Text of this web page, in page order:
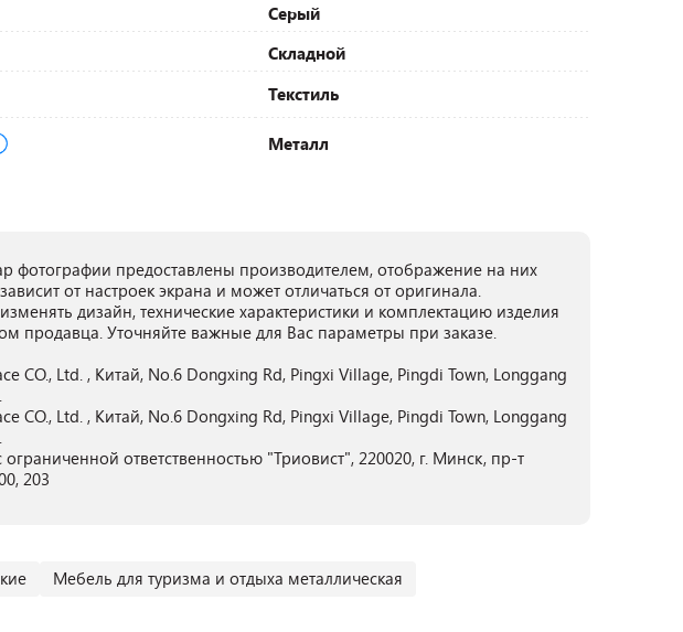
Серый
Складной
Текстиль
Металл
фотографии предоставлены производителем, отображение на них
от настроек экрана и может отличаться от оригинала.
дизайн, технические характеристики и комплектацию изделия
продавца. Уточняйте важные для Вас параметры при заказе.
CO., Ltd. , Китай, No.6 Dongxing Rd, Pingxi Village, Pingdi Town, Longgang
CO., Ltd. , Китай, No.6 Dongxing Rd, Pingxi Village, Pingdi Town, Longgang
ответственностью "Триовист", 220020, г. Минск, пр-т
203
Мебель для туризма и отдыха металлическая